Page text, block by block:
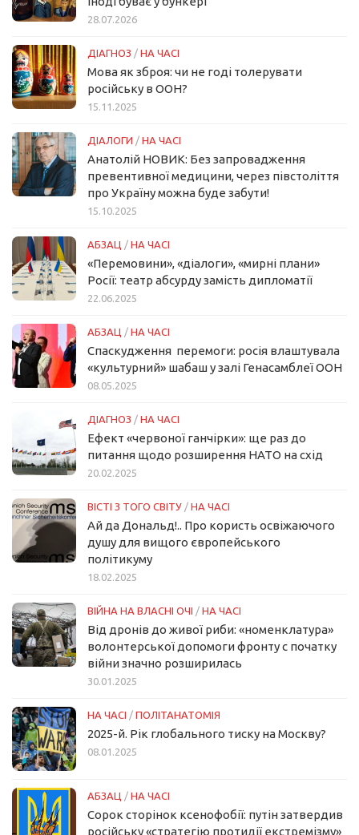
28.07.2026
ДІАГНОЗ / НА ЧАСІ
Мова як зброя: чи не годі толерувати
російську в ООН?
15.11.2025
ДІАЛОГИ / НА ЧАСІ
Анатолій НОВИК: Без запровадження
превентивної медицини, через півстоліття
про Україну можна буде забути!
15.10.2025
АБЗАЦ / НА ЧАСІ
«Перемовини», «діалоги», «мирні плани»
Росії: театр абсурду замість дипломатії
22.06.2025
АБЗАЦ / НА ЧАСІ
Спаскудження перемоги: росія влаштувала
«культурний» шабаш у залі Генасамблеї ООН
08.05.2025
ДІАГНОЗ / НА ЧАСІ
Ефект «червоної ганчірки»: ще раз до
питання щодо розширення НАТО на схід
20.02.2025
ВІСТІ З ТОГО СВІТУ / НА ЧАСІ
Ай да Дональд!.. Про користь освіжаючого
душу для вищого європейського
політикуму
18.02.2025
ВІЙНА НА ВЛАСНІ ОЧІ / НА ЧАСІ
Від дронів до живої риби: «номенклатура»
волонтерської допомоги фронту с початку
війни значно розширилась
30.01.2025
НА ЧАСІ / ПОЛІТАНАТОМІЯ
2025-й. Рік глобального тиску на Москву?
08.01.2025
АБЗАЦ / НА ЧАСІ
Сорок сторінок ксенофобії: путін затвердив
російську «стратегію протидії екстремізму»